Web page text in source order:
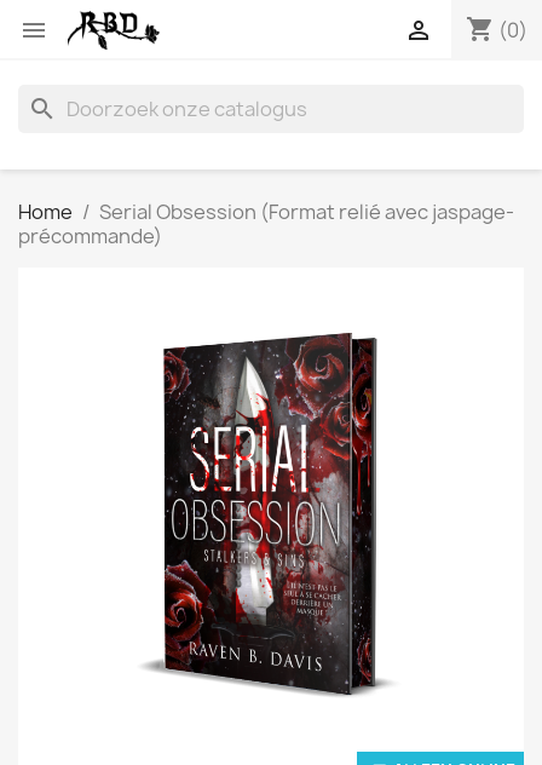
 shopping_cart (0)

search
Home
Serial Obsession (Format relié avec jaspage-
précommande)